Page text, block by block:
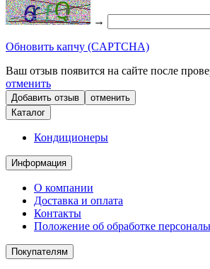
→
Обновить капчу (CAPTCHA)
Ваш отзыв появится на сайте после
отменить
отменить
Каталог
Кондиционеры
Информация
О компании
Доставка и оплата
Контакты
Положение об обработке
Покупателям